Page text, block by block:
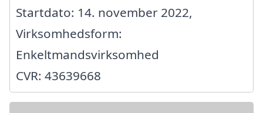
Startdato: 14. november 2022,
Virksomhedsform:
Enkeltmandsvirksomhed
CVR: 43639668